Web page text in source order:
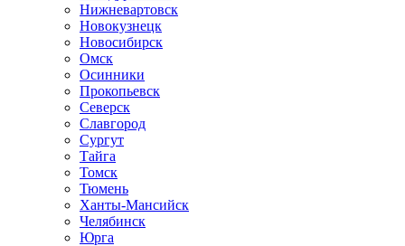
Нижневартовск
Новокузнецк
Новосибирск
Омск
Осинники
Прокопьевск
Северск
Славгород
Сургут
Тайга
Томск
Тюмень
Ханты-Мансийск
Челябинск
Юрга